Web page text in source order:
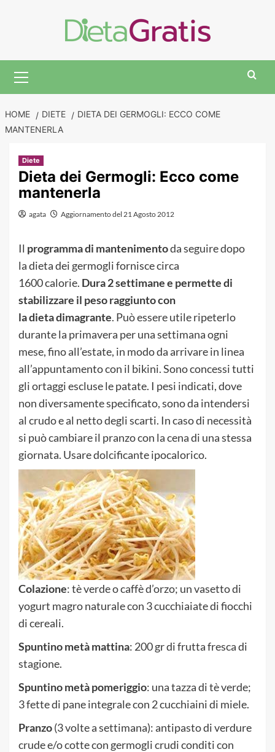
Menu
HOME DIETE
DIETA DEI GERMOGLI: ECCO COME
MANTENERLA
Diete
Dieta dei Germogli: Ecco come
mantenerla
agata Aggiornamento del 21 Agosto 2012
Il programma di mantenimentoda seguire dopo
la dieta dei germogli fornisce circa
1600 calorie. Dura 2 settimane e permette di
stabilizzare il peso raggiunto con
la dieta dimagrante. Può essere utile ripeterlo
durante la primavera per una settimana ogni
mese, fino all’estate, in modo da arrivare in linea
all’appuntamento con il bikini. Sono concessi tutti
gli ortaggi escluse le patate. I pesi indicati, dove
non diversamente specificato, sono da intendersi
al crudo e al netto degli scarti. In caso di necessità
si può cambiare il pranzo con la cena di una stessa
giornata. Usare dolcificante ipocalorico.
Colazione: tè verde o caffè d’orzo; un vasetto di
yogurt magro naturale con 3 cucchiaiate di fiocchi
di cereali.
Spuntino metà mattina: 200 gr di frutta fresca di
stagione.
Spuntino metà pomeriggio: una tazza di tè verde;
3 fette di pane integrale con 2 cucchiaini di miele.
Pranzo(3 volte a settimana): antipasto di verdure
crude e/o cotte con germogli crudi conditi con